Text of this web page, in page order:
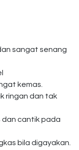
sangat senang
kemas.
ringan dan tak
dan cantik pada
bila digayakan.